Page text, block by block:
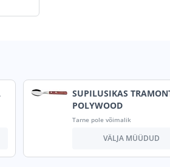
SUPILUSIKAS
POLYWOOD
Tarne pole võimalik
VÄLJA MÜÜDUD